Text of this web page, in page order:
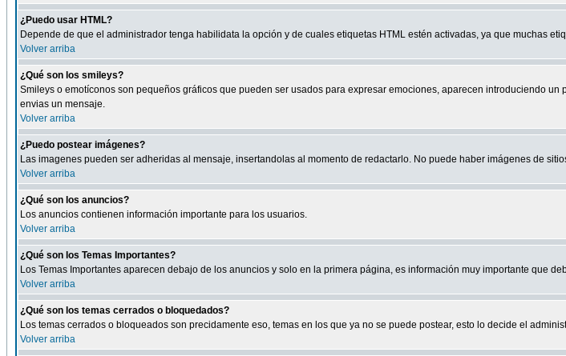
¿Puedo usar HTML?
Depende de que el administrador tenga habilidata la opción y de cuales etiquetas HTML estén activadas, ya que muchas
Volver arriba
¿Qué son los smileys?
Smileys o emotíconos son pequeños gráficos que pueden ser usados para expresar emociones, aparecen introduciendo
envias un mensaje.
Volver arriba
¿Puedo postear imágenes?
Las imagenes pueden ser adheridas al mensaje, insertandolas al momento de redactarlo. No puede haber imágenes de
Volver arriba
¿Qué son los anuncios?
Los anuncios contienen información importante para los usuarios.
Volver arriba
¿Qué son los Temas Importantes?
Los Temas Importantes aparecen debajo de los anuncios y solo en la primera página, es información muy importante que
Volver arriba
¿Qué son los temas cerrados o bloquedados?
Los temas cerrados o bloqueados son precidamente eso, temas en los que ya no se puede postear, esto lo decide el
Volver arriba